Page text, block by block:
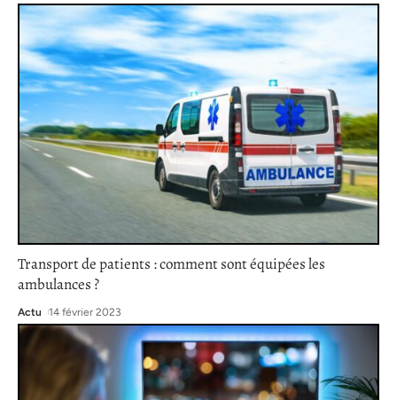
Transport de patients : comment sont équipées les
ambulances ?
Actu 14 février 2023